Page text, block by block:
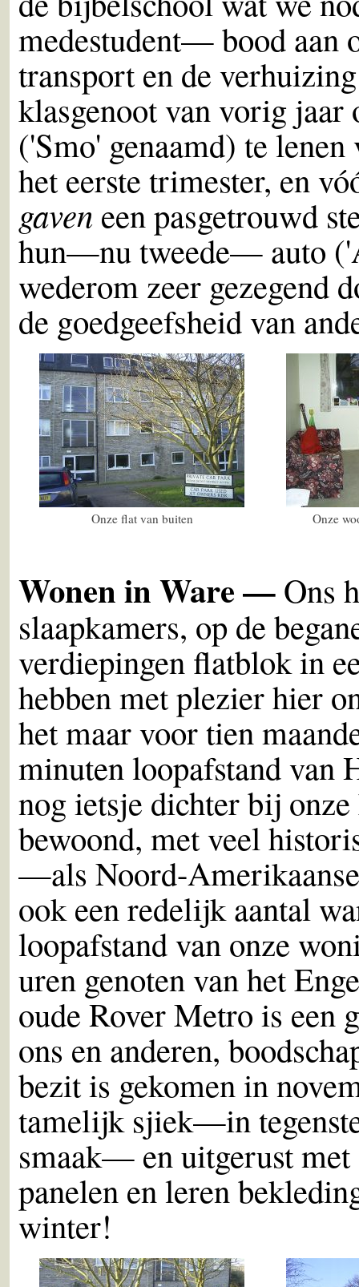
medestudent— bood aan
transport en de
klasgenoot van vorig jaar
('Smo' genaamd) te
het eerste trimester, en
gaven een pasgetrouwd
hun—nu tweede— auto
wederom zeer gezegend
de goedgeefsheid van
Onze flat van buiten Onze
Wonen in Ware — Ons
slaapkamers, op de
verdiepingen flatblok in
hebben met plezier hier
het maar voor tien
minuten loopafstand van
nog ietsje dichter bij
bewoond, met veel
—als Noord-
ook een redelijk aantal
loopafstand van onze
uren genoten van het
oude Rover Metro is een
ons en anderen,
bezit is gekomen in
tamelijk sjiek—in
smaak— en uitgerust met
panelen en leren
winter!